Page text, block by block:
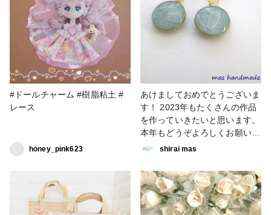
#ドールチャーム #樹脂粘土 #
レース
honey_pink623
あけましておめでとうございま
す！ 2023年もたくさんの作品
を作っていきたいと思います。
本年もどうぞよろしくお願いい
たします。 #UVレジン #ピアス
#Minneで販売中
shirai mas